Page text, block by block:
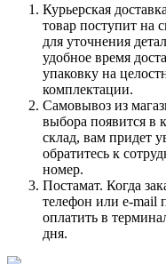
Курьерская
товар поступит на
для уточнения
удобное время
упаковку на
комплектации.
Самовывоз из
выбора появится в
склад, вам придет
обратитесь к
номер.
Постамат. Когда
телефон или e-mail
оплатить в
дня.